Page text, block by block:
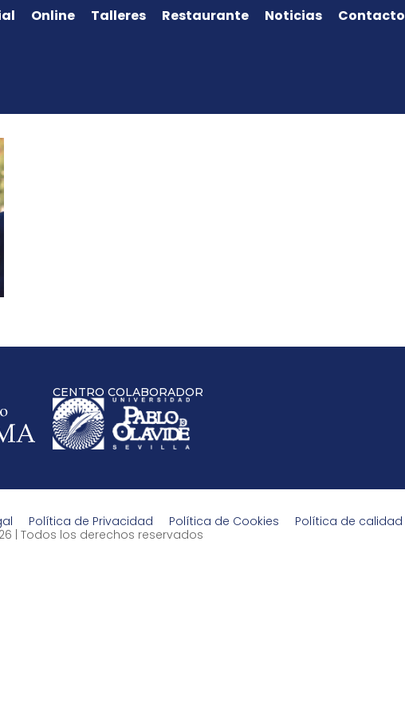
Online Talleres Restaurante Noticias Contacto
CENTRO COLABORADOR
Política de Privacidad Política de Cookies Política de calidad
| Todos los derechos reservados